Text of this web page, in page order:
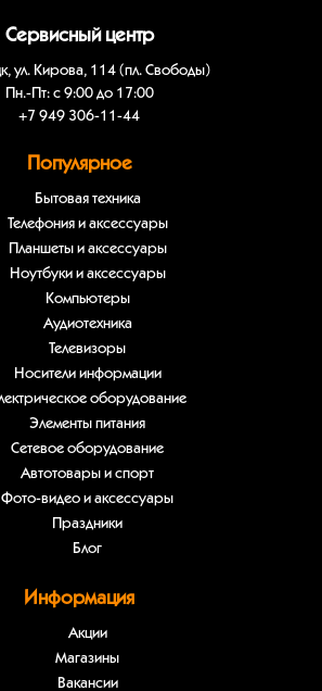
Сервисный центр
ул. Кирова, 114 (пл. Свободы)
Пн.-Пт: с 9:00 до 17:00
+7 949 306-11-44
Популярное
Бытовая техника
Телефония и аксессуары
Планшеты и аксессуары
Ноутбуки и аксессуары
Компьютеры
Аудиотехника
Телевизоры
Носители информации
оборудование
Элементы питания
Сетевое оборудование
Автотовары и спорт
Фото-видео и аксессуары
Праздники
Блог
Информация
Акции
Магазины
Вакансии